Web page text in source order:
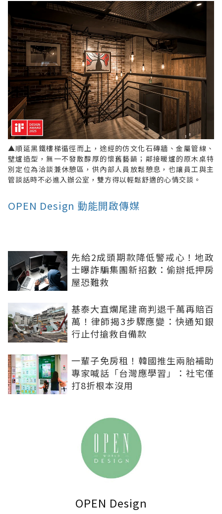
▲順延黑鐵樓梯循徑而上，途經的仿文化石磚牆、金屬管線、
壁爐造型，無一不發散醇厚的懷舊藝韻；鄰接暖爐的原木桌特
別定位為洽談兼休憩區，供內部人員放鬆憩息，也讓員工與主
管談話時不必進入辦公室，雙方得以輕鬆舒適的心情交談。
OPEN Design 動能開啟傳媒
先給2成頭期款降低警戒心！地政
士曝詐騙集團新招數：偷辦抵押房
屋恐難救
基泰大直爛尾建商判退千萬再賠百
萬！律師揭3步驟應變：快通知銀
行止付搶救自備款
一輩子免房租！韓國推生兩胎補助
專家喊話「台灣應學習」：社宅僅
打8折根本沒用
OPEN Design